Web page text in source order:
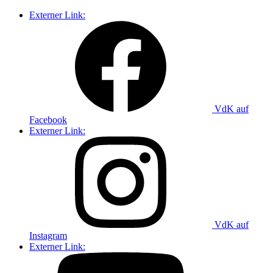
Externer Link:
VdK auf
Facebook
Externer Link:
VdK auf
Instagram
Externer Link: